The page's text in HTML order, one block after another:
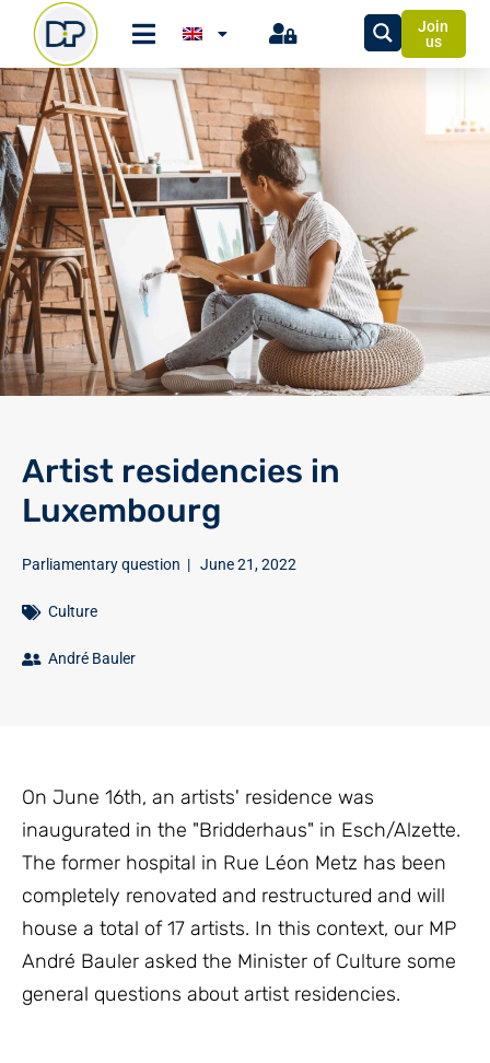
Join
us
Artist residencies in
Luxembourg
Parliamentary question | June 21, 2022
Culture
André Bauler
On June 16th, an artists' residence was
inaugurated in the "Bridderhaus" in Esch/Alzette.
The former hospital in Rue Léon Metz has been
completely renovated and restructured and will
house a total of 17 artists. In this context, our MP
André Bauler asked the Minister of Culture some
general questions about artist residencies.